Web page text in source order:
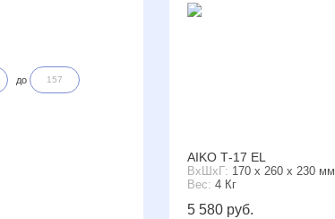
до
AIKO Т-17 EL
ВxШxГ: 170 x 260 x 230 мм
Вес: 4 Кг
5 580 руб.